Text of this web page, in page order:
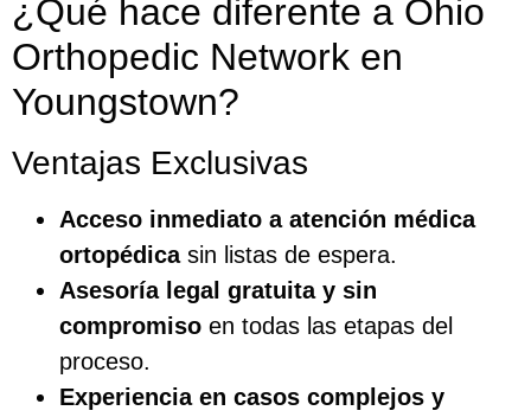
¿Qué hace diferente a Ohio
Orthopedic Network en
Youngstown?
Ventajas Exclusivas
Acceso inmediato a atención médica
ortopédicasin listas de espera.
Asesoría legal gratuita y sin
compromiso en todas las etapas del
proceso.
Experiencia en casos complejos y